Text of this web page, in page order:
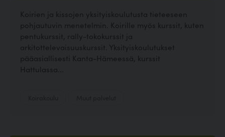
Koirien ja kissojen yksityiskoulutusta tieteeseen
pohjautuvin menetelmin. Koirille myös kurssit, kuten
pentukurssit, rally-tokokurssit ja
arkitottelevaisuuskurssit. Yksityiskoulutukset
pääasiallisesti Kanta-Hämeessä, kurssit
Hattulassa...